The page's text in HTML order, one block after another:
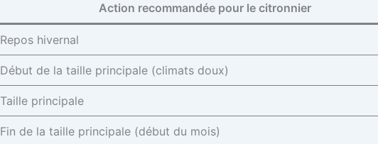
Action recommandée pour le citronnier
Repos hivernal
Début de la taille principale (climats doux)
Taille principale
Fin de la taille principale (début du mois)